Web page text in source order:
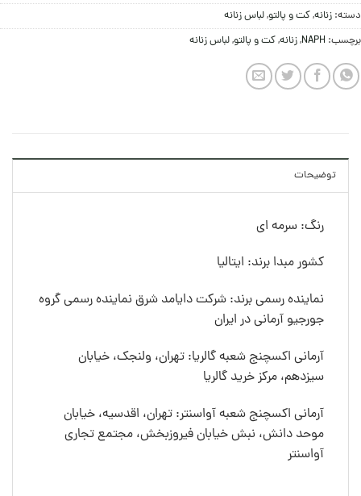
دسته: زنانه,کت و پالتو,لباس زنانه
برچسب: NAPH
,زنانه,کت و پالتو,لباس زنانه
توضیحات
رنگ: سرمه ای
کشور مبدا برند: ایتالیا
نماینده رسمی برند: شرکت دایامد شرق نماینده رسمی گروه
جورجیو آرمانی در ایران
آرمانی اکسچنج شعبه گالریا: تهران، ولنجک، خیابان
سیزدهم، مرکز خرید گالریا
آرمانی اکسچنج شعبه آواسنتر: تهران، اقدسیه، خیابان
موحد دانش، نبش خیابان فیروزبخش، مجتمع تجاری
آواسنتر